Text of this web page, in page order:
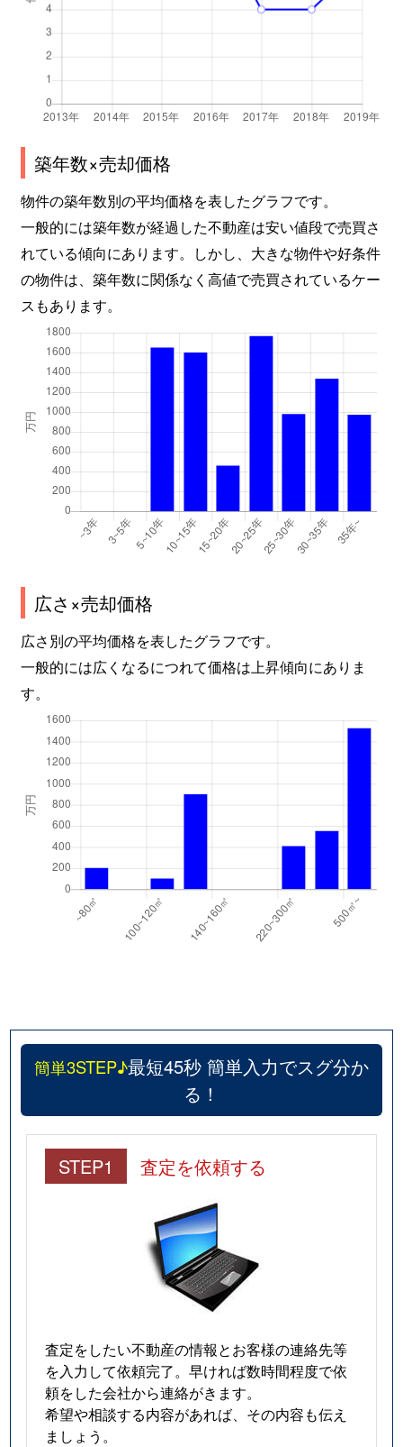
築年数×売却価格
物件の築年数別の平均価格を表したグラフです。
一般的には築年数が経過した不動産は安い値段で売買さ
れている傾向にあります。しかし、大きな物件や好条件
の物件は、築年数に関係なく高値で売買されているケー
スもあります。
広さ×売却価格
広さ別の平均価格を表したグラフです。
一般的には広くなるにつれて価格は上昇傾向にありま
す。
簡単3STEP♪最短45秒 簡単入力でスグ分か
る！
STEP1 査定を依頼する
査定をしたい不動産の情報とお客様の連絡先等
を入力して依頼完了。早ければ数時間程度で依
頼をした会社から連絡がきます。
希望や相談する内容があれば、その内容も伝え
ましょう。